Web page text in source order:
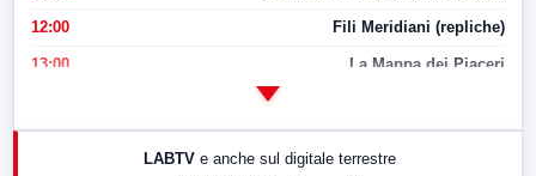
12:00 Fili Meridiani (repliche)
13:00 La Mappa dei Piaceri
17:00 LabNews (replica)
LABTV e anche sul digitale terrestre